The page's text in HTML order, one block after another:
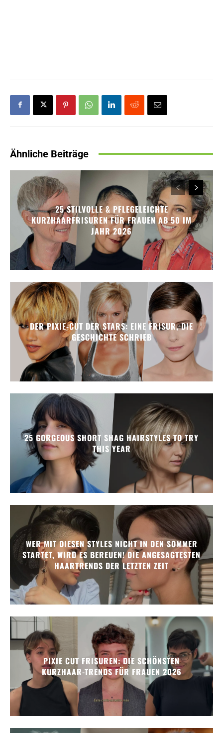
Ähnliche Beiträge
25 STILVOLLE & PFLEGELEICHTE
KURZHAARFRISUREN FÜR FRAUEN AB 50 IM
JAHR 2026
DER PIXIE-CUT DER STARS: EINE FRISUR, DIE
GESCHICHTE SCHRIEB
25 GORGEOUS SHORT SHAG HAIRSTYLES TO TRY
THIS YEAR
WER MIT DIESEN STYLES NICHT IN DEN SOMMER
STARTET, WIRD ES BEREUEN! DIE ANGESAGTESTEN
HAARTRENDS DER LETZTEN ZEIT
PIXIE CUT FRISUREN: DIE SCHÖNSTEN
KURZHAAR-TRENDS FÜR FRAUEN 2026